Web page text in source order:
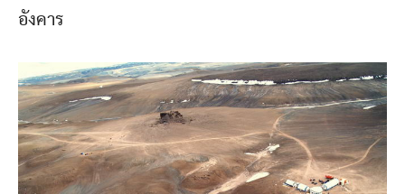
อังคาร